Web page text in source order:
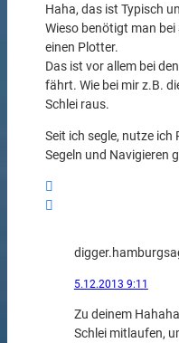
Haha, das ist Typisch
Wieso benötigt man
einen Plotter.
Das ist vor allem bei
fährt. Wie bei mir z.B.
Schlei raus.
Seit ich segle, nutze
Segeln und Navigieren
digger.hamburg
5.12.2013 9:11
Zu deinem
Schlei mitlaufen,